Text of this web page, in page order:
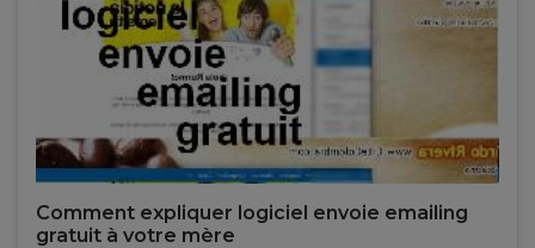
Comment expliquer logiciel envoie emailing
gratuit à votre mère